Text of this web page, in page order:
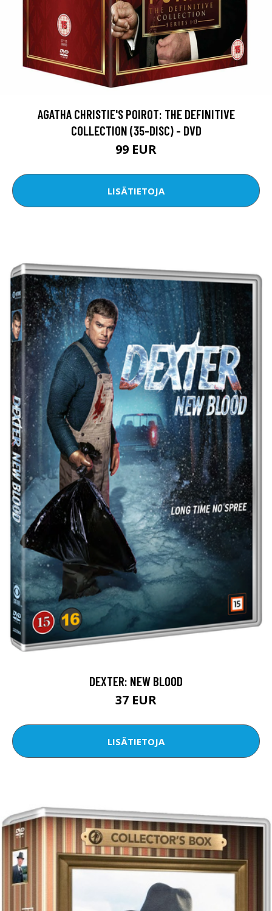
AGATHA CHRISTIE'S POIROT: THE DEFINITIVE
COLLECTION (35-DISC) - DVD
99 EUR
LISÄTIETOJA
DEXTER: NEW BLOOD
37 EUR
LISÄTIETOJA